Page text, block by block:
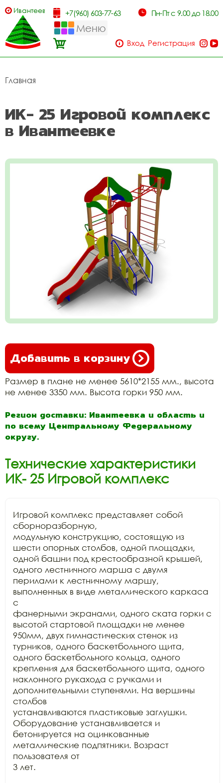
Ивантеевка +7(960) 603-77-63 Пн-Пт с 9.00 до 18.00
Меню
Вход Регистрация
Главная
ИК- 25 Игровой комплекс
в Ивантеевке
Добавить в корзину
Размер в плане не менее 5610*2155 мм., высота
не менее 3350 мм. Высота горки 950 мм.
Регион доставки: Ивантеевка и область и
по всему Центральному Федеральному
округу.
Технические характеристики
ИК- 25 Игровой комплекс
Игровой комплекс представляет собой
сборноразборную,
модульную конструкцию, состоящую из
шести опорных столбов, одной площадки,
одной башни под крестообразной крышей,
одного лестничного марша с двумя
перилами к лестничному маршу,
выполненных в виде металлического каркаса
с
фанерными экранами, одного ската горки с
высотой стартовой площадки не менее
950мм, двух гимнастических стенок из
турников, одного баскетбольного щита,
одного баскетбольного кольца, одного
крепления для баскетбольного щита, одного
наклонного рукахода с ручками и
дополнительными ступенями. На вершины
столбов
устанавливаются пластиковые заглушки.
Оборудование устанавливается и
бетонируется на оцинкованные
металлические подпятники. Возраст
пользователя от
3 лет.